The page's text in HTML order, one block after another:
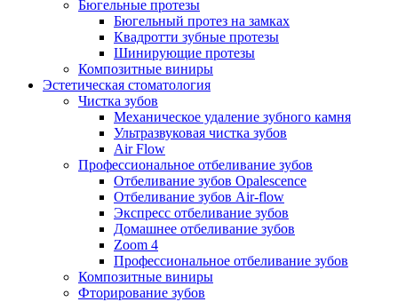
Бюгельные протезы
Бюгельный протез на замках
Квадротти зубные протезы
Шинирующие протезы
Композитные виниры
Эстетическая стоматология
Чистка зубов
Механическое удаление зубного камня
Ультразвуковая чистка зубов
Air Flow
Профессиональное отбеливание зубов
Отбеливание зубов Opalescence
Отбеливание зубов Air-flow
Экспресс отбеливание зубов
Домашнее отбеливание зубов
Zoom 4
Профессиональное отбеливание зубов
Композитные виниры
Фторирование зубов